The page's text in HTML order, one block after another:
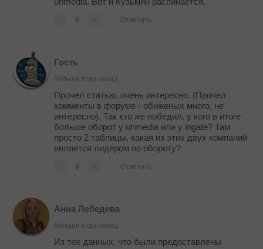
0 Ответить
Гость
больше года назад
Прочел статью, очень интересно. (Прочел
комменты в форуме - обиженых много, не
интересно). Так кто же победил, у кого в итоге
больше оборот у unmedia или у ingate? Там
просто 2 таблицы, какая из этих двух компаний
является лидером по обороту?
0 Ответить
Анна Лебедева
больше года назад
Из тех данных, что были предоставлены